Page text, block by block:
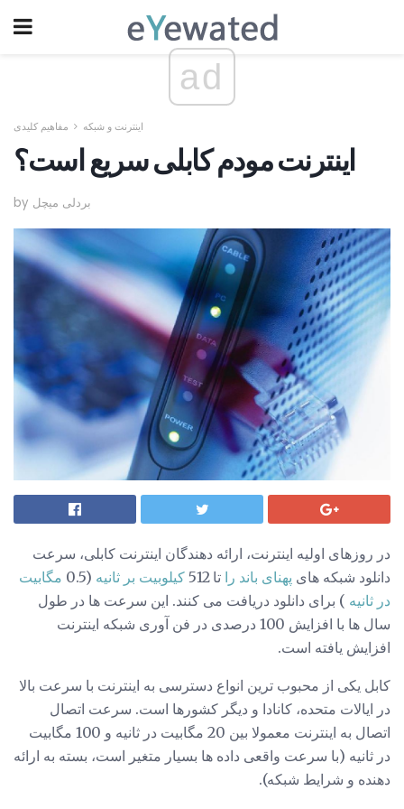
ad
اینترنت و شبکه مفاهیم کلیدی
اینترنت مودم کابلی سریع است؟
by بردلی میچل
در روزهای اولیه اینترنت، ارائه دهندگان اینترنت کابلی، سرعت
دانلود شبکه های پهنای باند را تا 512 کیلوبیت بر ثانیه (0.5
مگابیت
در ثانیه ) برای دانلود دریافت می کنند. این سرعت ها در طول
سال ها با افزایش 100 درصدی در فن آوری شبکه اینترنت
افزایش یافته است.
کابل یکی از محبوب ترین انواع دسترسی به اینترنت با سرعت بالا
در ایالات متحده، کانادا و دیگر کشورها است. سرعت اتصال
اتصال به اینترنت معمولا بین 20 مگابیت در ثانیه و 100 مگابیت
در ثانیه (با سرعت واقعی داده ها بسیار متغیر است، بسته به ارائه
دهنده و شرایط شبکه).